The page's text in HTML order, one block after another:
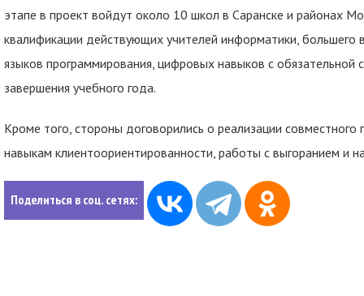
этапе в проект войдут около 10 школ в Саранске и районах
квалификации действующих учителей информатики, большего
языков программирования, цифровых навыков с
завершения учебного года.
Кроме того, стороны договорились о реализации
навыкам клиентоориентированности, работы с выгоранием и
Поделиться в соц. сетях: